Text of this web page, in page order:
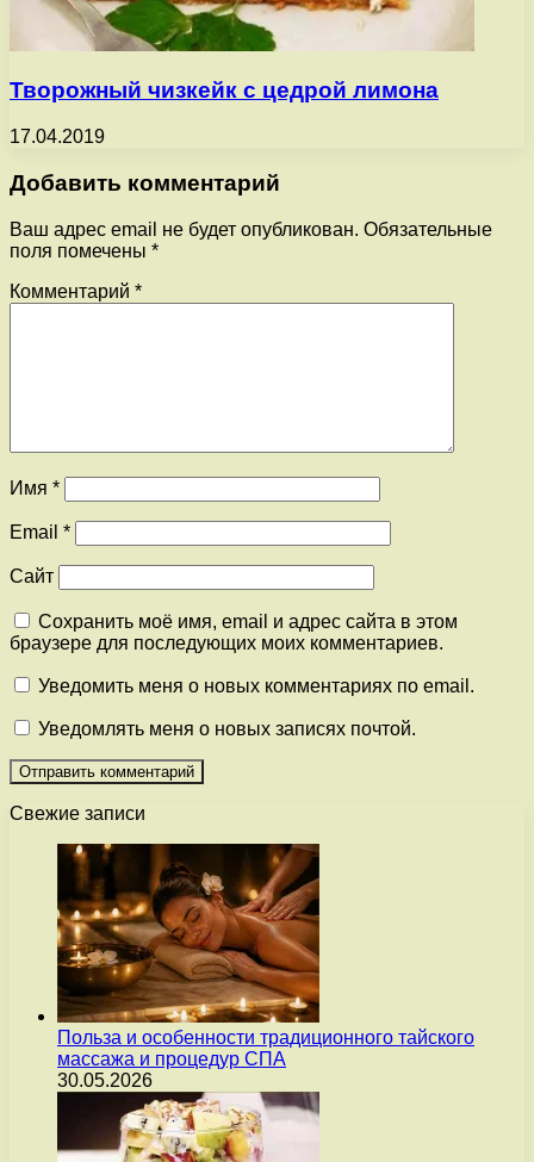
Творожный чизкейк с цедрой лимона
17.04.2019
Добавить комментарий
Ваш адрес email не будет опубликован. Обязательные
поля помечены *
Комментарий *
Имя *
Email *
Сайт
Сохранить моё имя, email и адрес сайта в этом
браузере для последующих моих комментариев.
Уведомить меня о новых комментариях по email.
Уведомлять меня о новых записях почтой.
Свежие записи
Польза и особенности традиционного тайского
массажа и процедур СПА
30.05.2026